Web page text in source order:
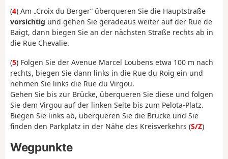
(4) Am „Croix du Berger“ überqueren Sie die Hauptstraße
vorsichtig und gehen Sie geradeaus weiter auf der Rue de
Baigt, dann biegen Sie an der nächsten Straße rechts ab in
die Rue Chevalie.
(5) Folgen Sie der Avenue Marcel Loubens etwa 100 m nach
rechts, biegen Sie dann links in die Rue du Roig ein und
nehmen Sie links die Rue du Virgou.
Gehen Sie bis zur Brücke, überqueren Sie diese und folgen
Sie dem Virgou auf der linken Seite bis zum Pelota-Platz.
Biegen Sie links ab, überqueren Sie die Brücke und Sie
finden den Parkplatz in der Nähe des Kreisverkehrs (S/Z)
Wegpunkte